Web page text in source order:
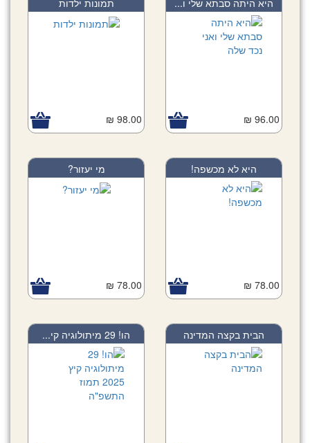
היא היתה סבתא שלי ו...
96.00 ₪
תמונות ילדות
98.00 ₪
היא לא מכשפה!
78.00 ₪
מי יעזור?
78.00 ₪
הבית בקצה המדינה הו! 29 מיתולוגיה קי...